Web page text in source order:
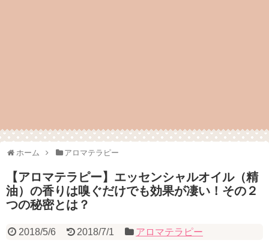
ホーム アロマテラピー
【アロマテラピー】エッセンシャルオイル（精
油）の香りは嗅ぐだけでも効果が凄い！その２
つの秘密とは？
2018/5/6 2018/7/1 アロマテラピー